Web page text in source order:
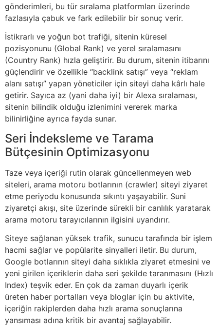
gönderimleri, bu tür sıralama platformları üzerinde
fazlasıyla çabuk ve fark edilebilir bir sonuç verir.
İstikrarlı ve yoğun bot trafiği, sitenin küresel
pozisyonunu (Global Rank) ve yerel sıralamasını
(Country Rank) hızla geliştirir. Bu durum, sitenin itibarını
güçlendirir ve özellikle “backlink satışı” veya “reklam
alanı satışı” yapan yöneticiler için siteyi daha kârlı hale
getirir. Sayıca az (yani daha iyi) bir Alexa sıralaması,
sitenin bilindik olduğu izlenimini vererek marka
bilinirliğine ayrıca fayda sunar.
Seri İndeksleme ve Tarama
Bütçesinin Optimizasyonu
Taze veya içeriği rutin olarak güncellenmeyen web
siteleri, arama motoru botlarının (crawler) siteyi ziyaret
etme periyodu konusunda sıkıntı yaşayabilir. Suni
ziyaretçi akışı, site üzerinde sürekli bir canlılık yaratarak
arama motoru tarayıcılarının ilgisini uyandırır.
Siteye sağlanan yüksek trafik, sunucu tarafında bir işlem
hacmi sağlar ve popülarite sinyalleri iletir. Bu durum,
Google botlarının siteyi daha sıklıkla ziyaret etmesini ve
yeni girilen içeriklerin daha seri şekilde taranmasını (Hızlı
Index) teşvik eder. En çok da zaman duyarlı içerik
üreten haber portalları veya bloglar için bu aktivite,
içeriğin rakiplerden daha hızlı arama sonuçlarına
yansıması adına kritik bir avantaj sağlayabilir.